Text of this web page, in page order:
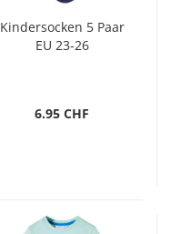
Kindersocken 5 Paar
EU 23-26
6.95 CHF